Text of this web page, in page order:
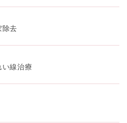
除去
い線治療